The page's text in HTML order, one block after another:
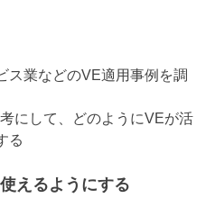
ス業などのVE適用事例を調
にして、どのようにVEが活
る
えるようにする